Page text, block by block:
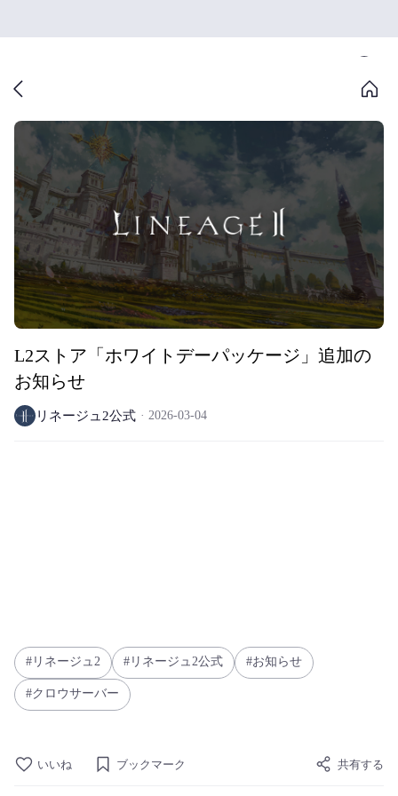
L2ストア「ホワイトデーパッケージ」追加の
お知らせ
リネージュ2公式 2026-03-04
リネージュ2 リネージュ2公式 お知らせ
クロウサーバー
いいね ブックマーク 共有する